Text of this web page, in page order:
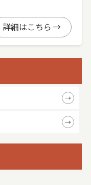
詳細はこちら